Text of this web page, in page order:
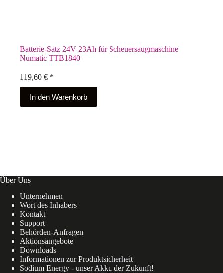
Batterie-Satz 24V 23Ah für Scheuersaugmaschine
Numatic TTB1840
119,60 € *
In den Warenkorb
Über Uns
Unternehmen
Wort des Inhabers
Kontakt
Support
Behörden-Anfragen
Aktionsangebote
Downloads
Informationen zur Produktsicherheit
Sodium Energy - unser Akku der Zukunft!